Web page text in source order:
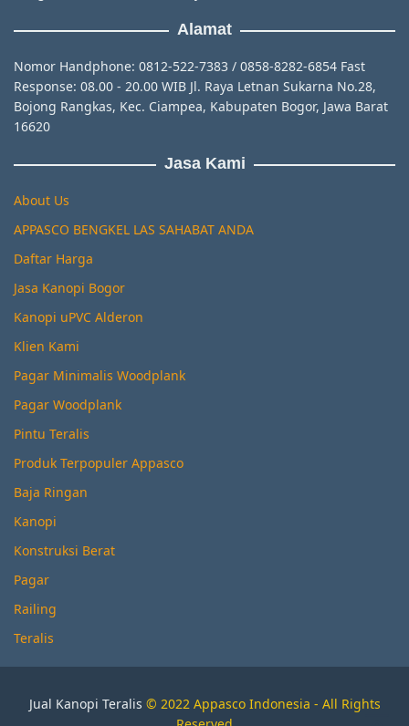
Alamat
Nomor Handphone: 0812-522-7383 / 0858-8282-6854 Fast
Response: 08.00 - 20.00 WIB Jl. Raya Letnan Sukarna No.28,
Bojong Rangkas, Kec. Ciampea, Kabupaten Bogor, Jawa Barat
16620
Jasa Kami
About Us
APPASCO BENGKEL LAS SAHABAT ANDA
Daftar Harga
Jasa Kanopi Bogor
Kanopi uPVC Alderon
Klien Kami
Pagar Minimalis Woodplank
Pagar Woodplank
Pintu Teralis
Produk Terpopuler Appasco
Baja Ringan
Kanopi
Konstruksi Berat
Pagar
Railing
Teralis
Jual Kanopi Teralis © 2022 Appasco Indonesia - All Rights